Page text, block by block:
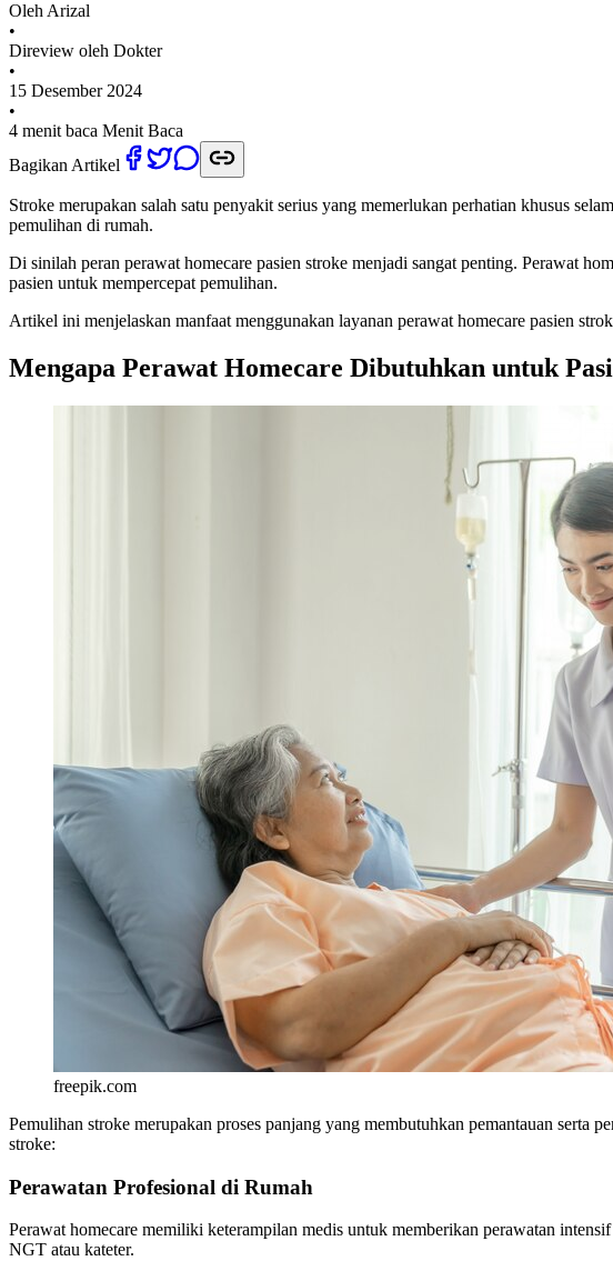
Oleh Arizal
•
Direview oleh Dokter
•
15 Desember 2024
•
4 menit baca Menit Baca
Bagikan Artikel
Stroke merupakan salah satu penyakit serius yang memerlukan perhatian khusus
pemulihan di rumah.
Di sinilah peran perawat homecare pasien stroke menjadi sangat penting. Perawat
pasien untuk mempercepat pemulihan.
Artikel ini menjelaskan manfaat menggunakan layanan perawat homecare pasien
Mengapa Perawat Homecare Dibutuhkan untuk
freepik.com
Pemulihan stroke merupakan proses panjang yang membutuhkan pemantauan serta
stroke:
Perawatan Profesional di Rumah
Perawat homecare memiliki keterampilan medis untuk memberikan perawatan
NGT atau kateter.